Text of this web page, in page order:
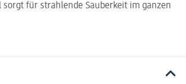
für strahlende Sauberkeit im ganzen